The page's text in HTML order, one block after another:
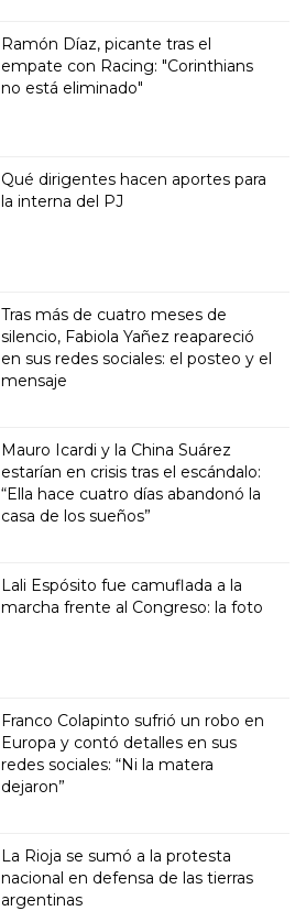
Ramón Díaz, picante tras el
empate con Racing: "Corinthians
no está eliminado"
Qué dirigentes hacen aportes para
la interna del PJ
Tras más de cuatro meses de
silencio, Fabiola Yañez reapareció
en sus redes sociales: el posteo y el
mensaje
Mauro Icardi y la China Suárez
estarían en crisis tras el escándalo:
“Ella hace cuatro días abandonó la
casa de los sueños”
Lali Espósito fue camuflada a la
marcha frente al Congreso: la foto
Franco Colapinto sufrió un robo en
Europa y contó detalles en sus
redes sociales: “Ni la matera
dejaron”
La Rioja se sumó a la protesta
nacional en defensa de las tierras
argentinas